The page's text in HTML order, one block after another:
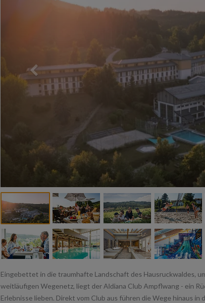
Eingebettet in die traumhafte Landschaft des Hausruckwaldes,
weitläufigen Wegenetz, liegt der Aldiana Club Ampflwang - ein
Erlebnisse lieben. Direkt vom Club aus führen die Wege hinaus in